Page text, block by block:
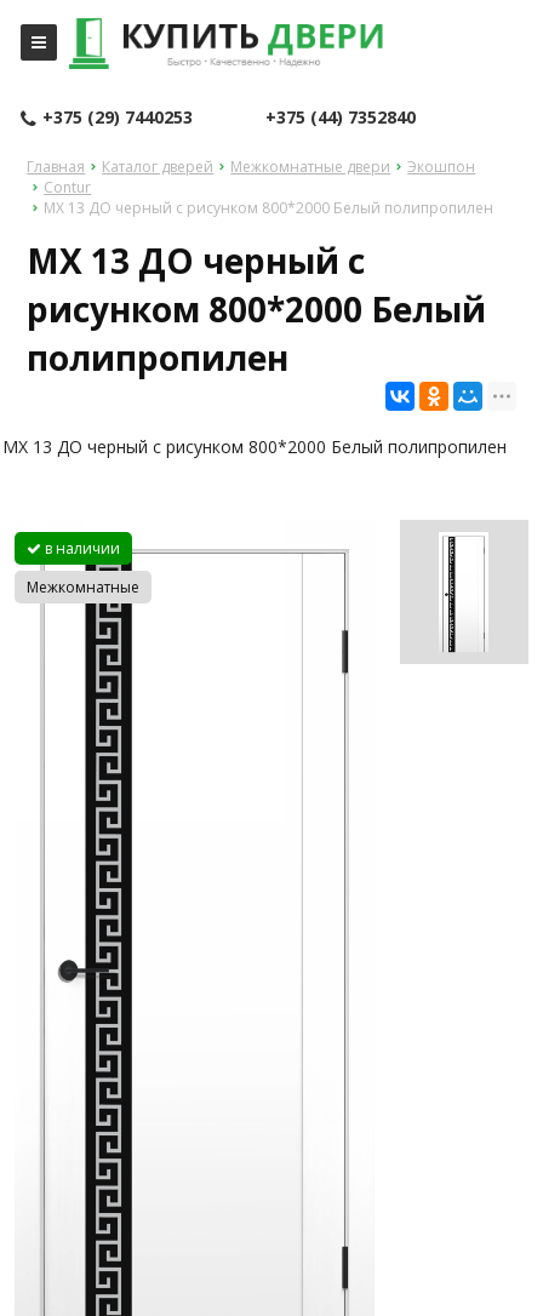
+375 (29) 7440253 +375 (44) 7352840
Главная Каталог дверей Межкомнатные двери
Экошпон
Contur
MX 13 ДО черный с рисунком 800*2000 Белый полипропилен
MX 13 ДО черный с
рисунком 800*2000 Белый
полипропилен
MX 13 ДО черный с рисунком 800*2000 Белый полипропилен
в наличии
Межкомнатные